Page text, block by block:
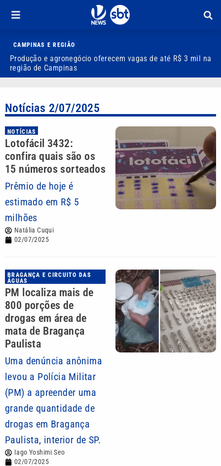
CAMPINAS E REGIÃO
Produção e agronegócio oferecem vagas de até R$ 3 mil na
região de Campinas
Notícias 2/07/2025
NOTÍCIAS
Lotofácil 3432:
confira quais são os
15 números sorteados
Prêmio de hoje é
estimado em R$ 5
milhões
Natália Cuqui
02/07/2025
BRAGANÇA E CIRCUITO DAS
ÁGUAS
PM localiza mais de
800 porções de
drogas em área de
mata de Bragança
Paulista
Uma denúncia anônima
levou a Polícia Militar
(PM) a apreender uma
grande quantidade de
drogas em Bragança
Paulista, interior de SP.
Iago Yoshimi Seo
02/07/2025